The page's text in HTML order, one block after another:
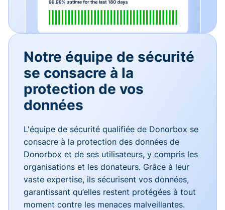
Notre équipe de sécurité
se consacre à la
protection de vos
données
L'équipe de sécurité qualifiée de Donorbox se
consacre à la protection des données de
Donorbox et de ses utilisateurs, y compris les
organisations et les donateurs. Grâce à leur
vaste expertise, ils sécurisent vos données,
garantissant qu’elles restent protégées à tout
moment contre les menaces malveillantes.